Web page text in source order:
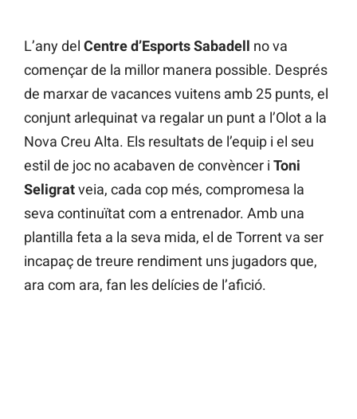
L’any del Centre d’Esports Sabadell no va
començar de la millor manera possible. Després
de marxar de vacances vuitens amb 25 punts, el
conjunt arlequinat va regalar un punt a l’Olot a la
Nova Creu Alta. Els resultats de l’equip i el seu
estil de joc no acabaven de convèncer i Toni
Seligratveia, cada cop més, compromesa la
seva continuïtat com a entrenador. Amb una
plantilla feta a la seva mida, el de Torrent va ser
incapaç de treure rendiment uns jugadors que,
ara com ara, fan les delícies de l’afició.